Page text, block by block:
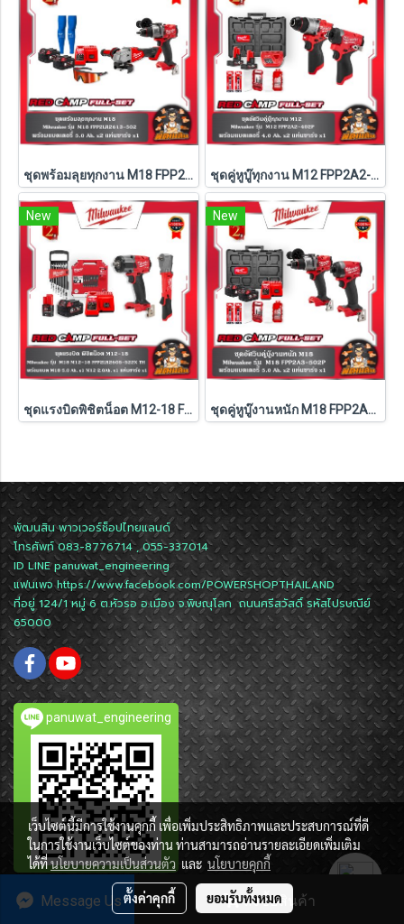
สั่งซื้อสินค้า
Message Us
ชุดพร้อมลุยทุกงาน M18 FPP2LR2613-502 Milwaukee (M18-FPD3+M18-FSAGV100XB-0X0) ชุดคู่หูบู๊ทุกงาน M12 FPP2A2-402P Milwaukee (Q3)
New
ชุดแรงบิดพิชิตน็อต M12-18 FPP2LR2605-522X TH Milwaukee (M18-FMTIW2F12-0X0+M12-FRAIWF12-0)
New
ชุดคู่หูบู๊งานหนัก M18 FPP2A3-502P Milwaukee (Q3)
พัฒนสิน พาวเวอร์ช็อปไทยแลนด์
โทรศัพท์ 083-8776714 , 055-337014
ID LINEpanuwat_engineering
แฟนเพจhttps://www.facebook.com/POWERSHOPTHAILAND
ที่อยู่ 124/1 หมู่ 6 ต.หัวรอ อ.เมือง จ.พิษณุโลก ถนนศรีสวัสดิ์ รหัสไปรษณีย์
65000
panuwat_engineering
เว็บไซต์นี้มีการใช้งานคุกกี้ เพื่อเพิ่มประสิทธิภาพและประสบการณ์ที่ดี
ในการใช้งานเว็บไซต์ของท่าน ท่านสามารถอ่านรายละเอียดเพิ่มเติม
ได้ที่นโยบายความเป็นส่วนตัว และ นโยบายคุกกี้
ตั้งค่าคุกกี้ ยอมรับทั้งหมด